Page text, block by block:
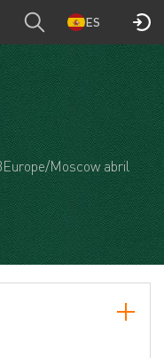
ES
Moscow abril